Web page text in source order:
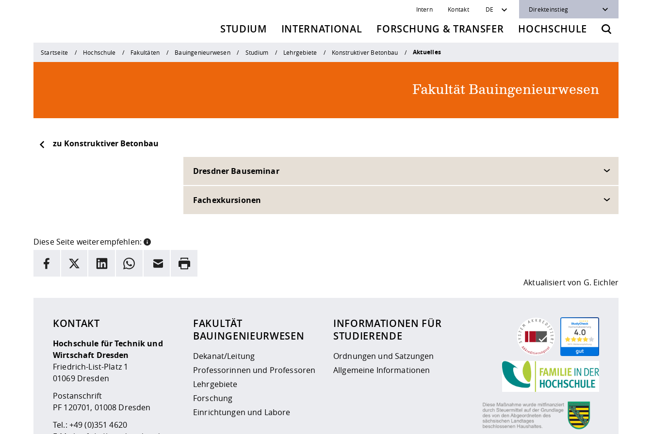
Intern Kontakt DE Direkteinstieg
STUDIUM INTERNATIONAL FORSCHUNG & TRANSFER HOCHSCHULE
Startseite Hochschule Fakultäten Bauingenieurwesen Studium Lehrgebiete Konstruktiver Betonbau Aktuelles
Fakultät Bauingenieurwesen
zu Konstruktiver Betonbau
Dresdner Bauseminar
Fachexkursionen
Diese Seite weiterempfehlen:
INFORMATION
Facebook
X LinkedInWhatsappE-Mail Drucken
Aktualisiert von G. Eichler
KONTAKT
Hochschule für Technik und
Wirtschaft Dresden
Friedrich-List-Platz 1
01069 Dresden
Postanschrift
PF 120701, 01008 Dresden
Tel.: +49 (0)351 4620
FAKULTÄT
BAUINGENIEURWESEN
Dekanat/Leitung
Professorinnen und Professoren
Lehrgebiete
Forschung
Einrichtungen und Labore
INFORMATIONEN FÜR
STUDIERENDE
Ordnungen und Satzungen
Allgemeine Informationen